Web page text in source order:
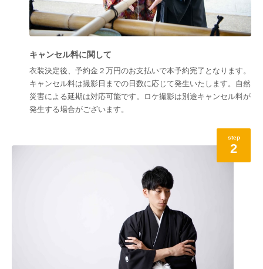
キャンセル料に関して
衣装決定後、予約金２万円のお支払いで本予約完了となります。
キャンセル料は撮影日までの日数に応じて発生いたします。自然
災害による延期は対応可能です。ロケ撮影は別途キャンセル料が
発生する場合がございます。
step
2